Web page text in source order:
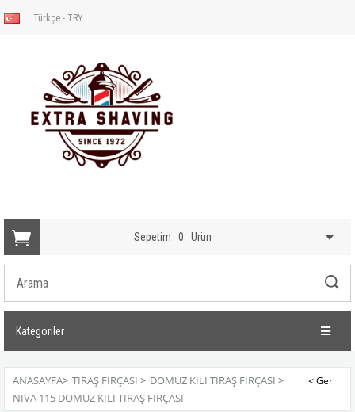
Türkçe - TRY
Sepetim 0 Ürün
Kategoriler
ANASAYFA> TIRAŞ FIRÇASI > DOMUZ KILI TIRAŞ FIRÇASI >
NIVA 115 DOMUZ KILI TIRAŞ FIRÇASI